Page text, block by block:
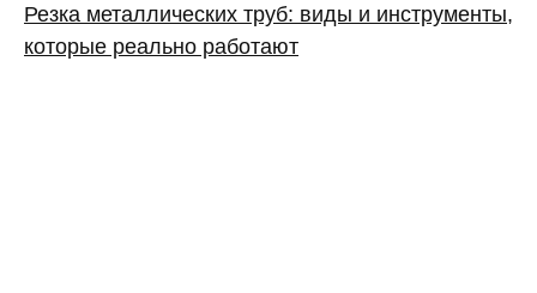
Резка металлических труб: виды и инструменты,
которые реально работают